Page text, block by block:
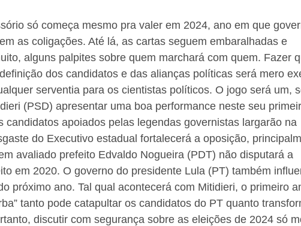
só começa mesmo pra valer em 2024, ano em que
as coligações. Até lá, as cartas seguem embaralhadas e
alguns palpites sobre quem marchará com quem. Fazer
dos candidatos e das alianças políticas será mero
serventia para os cientistas políticos. O jogo será um,
(PSD) apresentar uma boa performance neste seu
candidatos apoiados pelas legendas governistas largarão na
do Executivo estadual fortalecerá a oposição,
avaliado prefeito Edvaldo Nogueira (PDT) não disputará a
em 2020. O governo do presidente Lula (PT) também
próximo ano. Tal qual acontecerá com Mitidieri, o primeiro
tanto pode catapultar os candidatos do PT quanto
discutir com segurança sobre as eleições de 2024 só